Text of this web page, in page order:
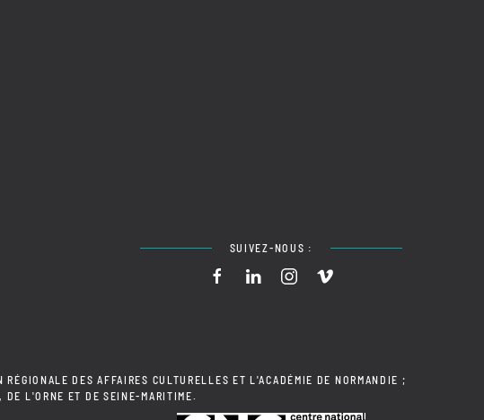
SUIVEZ-NOUS :
DES AFFAIRES CULTURELLES ET L'ACADÉMIE DE NORMANDIE ;
DE L'ORNE ET DE SEINE-MARITIME.